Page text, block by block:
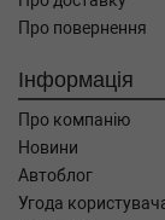
Про повернення
Інформація
Про компанію
Новини
Автоблог
Угода